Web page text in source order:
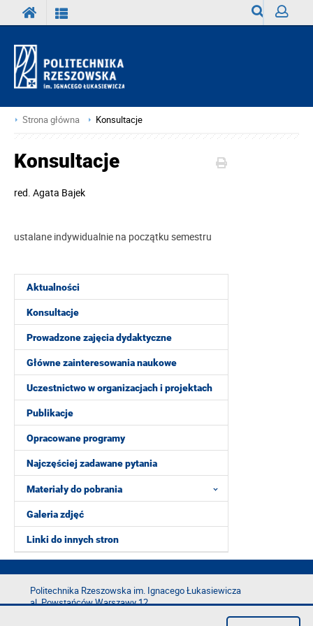
Strona główna Konsultacje
Aktualności
Konsultacje
Prowadzone zajęcia dydaktyczne
Główne zainteresowania naukowe
Uczestnictwo w organizacjach i projektach
Publikacje
Opracowane programy
Najczęściej zadawane pytania
Materiały do pobrania
Galeria zdjęć
Linki do innych stron
Konsultacje
red. Agata Bajek
ustalane indywidualnie na początku semestru
Politechnika Rzeszowska im. Ignacego Łukasiewicza
al. Powstańców Warszawy 12